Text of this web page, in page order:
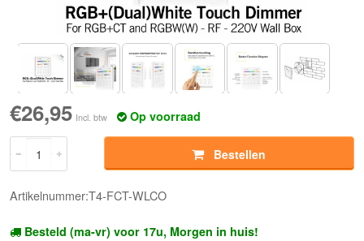
€26,95 Incl. btw Op voorraad
Bestellen
Artikelnummer:T4-FCT-WLCO
Besteld (ma-vr) voor 17u, Morgen in huis!